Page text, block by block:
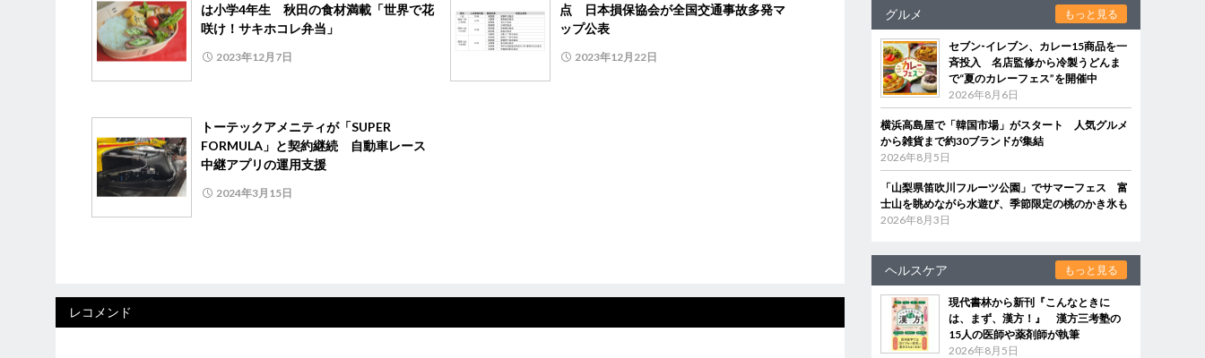
は小学4年生 秋田の食材満載「世界で花
咲け！サキホコレ弁当」
2023年12月7日
点 日本損保協会が全国交通事故多発マ
ップ公表
2023年12月22日
トーテックアメニティが「SUPER
FORMULA」と契約継続 自動車レース
中継アプリの運用支援
2024年3月15日
レコメンド
グルメ もっと見る
セブン‐イレブン、カレー15商品を一
斉投入 名店監修から冷製うどんま
で“夏のカレーフェス”を開催中
2026年8月6日
横浜高島屋で「韓国市場」がスタート 人気グルメ
から雑貨まで約30ブランドが集結
2026年8月5日
「山梨県笛吹川フルーツ公園」でサマーフェス 富
士山を眺めながら水遊び、季節限定の桃のかき氷も
2026年8月3日
ヘルスケア もっと見る
現代書林から新刊『こんなときに
は、まず、漢方！』 漢方三考塾の
15人の医師や薬剤師が執筆
2026年8月5日